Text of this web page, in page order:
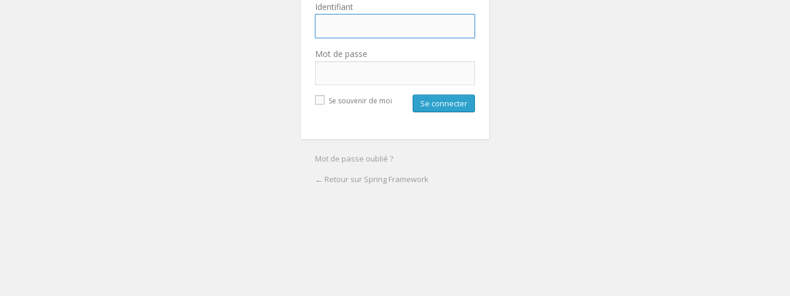
Identifiant
Mot de passe
Se souvenir de moi
Mot de passe oublié ?
← Retour sur Spring Framework